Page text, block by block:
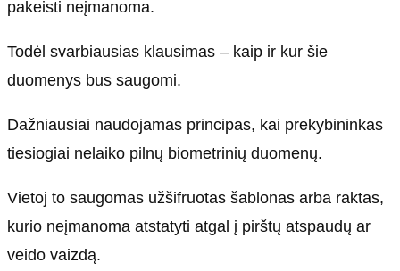
pakeisti neįmanoma.
Todėl svarbiausias klausimas – kaip ir kur šie
duomenys bus saugomi.
Dažniausiai naudojamas principas, kai prekybininkas
tiesiogiai nelaiko pilnų biometrinių duomenų.
Vietoj to saugomas užšifruotas šablonas arba raktas,
kurio neįmanoma atstatyti atgal į pirštų atspaudų ar
veido vaizdą.